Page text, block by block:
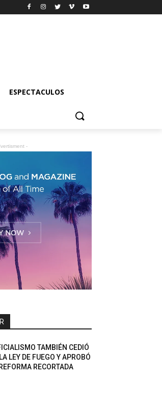
ESPECTACULOS
-
TAMBIÉN CEDIÓ
LEY DE FUEGO Y APROBÓ
RECORTADA